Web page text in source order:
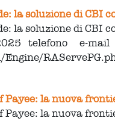
la soluzione di CBI
la soluzione di CBI
telefono e-mail
Payee: la nuova
Payee: la nuova